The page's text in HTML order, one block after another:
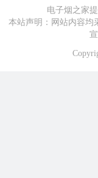
电子烟之家
本站声明：网站内容均